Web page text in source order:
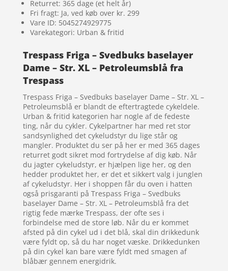
Returret: 365 dage (et helt år)
Fri fragt: Ja, ved køb over kr. 299
Vare ID: 5045274929775
Varekategori: Urban & fritid
Trespass Friga – Svedbuks baselayer
Dame – Str. XL – Petroleumsblå fra
Trespass
Trespass Friga – Svedbuks baselayer Dame – Str. XL –
Petroleumsblå er blandt de eftertragtede cykeldele.
Urban & fritid kategorien har nogle af de fedeste
ting, når du cykler. Cykelpartner har med ret stor
sandsynlighed det cykeludstyr du lige står og
mangler. Produktet du ser på her er med 365 dages
returret godt sikret mod fortrydelse af dig køb. Når
du jagter cykeludstyr, er hjælpen lige her, og den
hedder produktet her, er det et sikkert valg i junglen
af cykeludstyr. Her i shoppen får du oven i hatten
også prisgaranti på Trespass Friga – Svedbuks
baselayer Dame – Str. XL – Petroleumsblå fra det
rigtig fede mærke Trespass, der ofte ses i
forbindelse med de store løb. Når du er kommet
afsted på din cykel ud i det blå, skal din drikkedunk
være fyldt op, så du har noget væske. Drikkedunken
på din cykel kan bare være fyldt med smagen af
blåbær gennem energidrik.